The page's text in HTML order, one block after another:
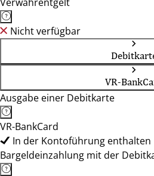
Nicht verfügbar
VR-
Ausgabe einer Debitkarte
VR-BankCard
In der Kontoführung enthalten
Bargeldeinzahlung mit der